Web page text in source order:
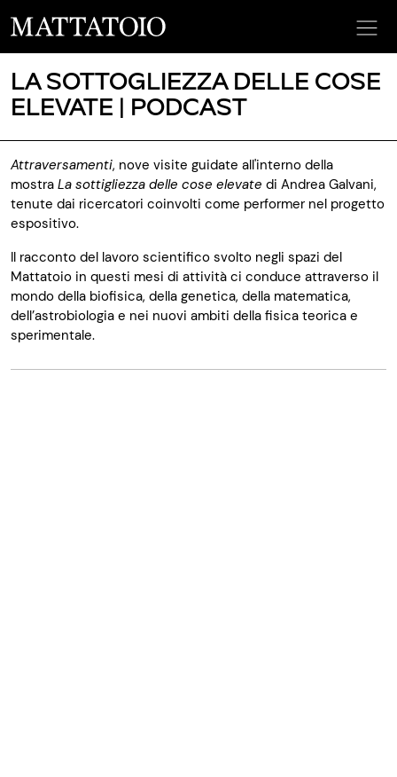
LA SOTTOGLIEZZA DELLE COSE
ELEVATE | PODCAST
Attraversamenti, nove visite guidate all'interno della
mostra La sottigliezza delle cose elevate di Andrea Galvani,
tenute dai ricercatori coinvolti come performer nel progetto
espositivo.
Il racconto del lavoro scientifico svolto negli spazi del
Mattatoio in questi mesi di attività ci conduce attraverso il
mondo della biofisica, della genetica, della matematica,
dell’astrobiologia e nei nuovi ambiti della fisica teorica e
sperimentale.